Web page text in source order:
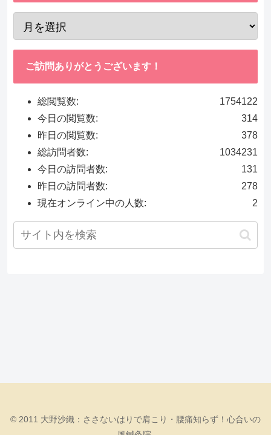
ご訪問ありがとうございます！
1754122
総閲覧数:
314
今日の閲覧数:
378
昨日の閲覧数:
1034231
総訪問者数:
131
今日の訪問者数:
278
昨日の訪問者数:
2
現在オンライン中の人数:
© 2011 大野沙織：ささないはりで肩こり・腰痛知らず！心合いの